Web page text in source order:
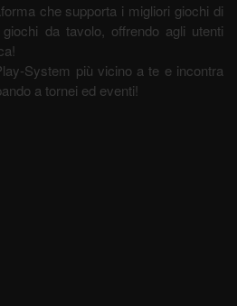
che supporta i migliori giochi di
da tavolo, offrendo agli utenti
System più vicino a te e incontra
a tornei ed eventi!